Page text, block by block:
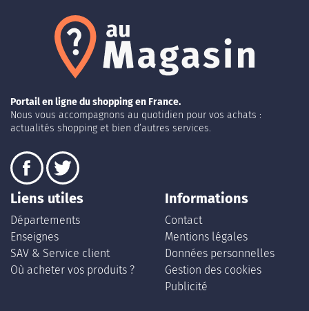
Portail en ligne du shopping en France.
Nous vous accompagnons au quotidien pour vos achats :
actualités shopping et bien d’autres services.
Liens utiles
Départements
Enseignes
SAV & Service client
Où acheter vos produits ?
Informations
Contact
Mentions légales
Données personnelles
Gestion des cookies
Publicité